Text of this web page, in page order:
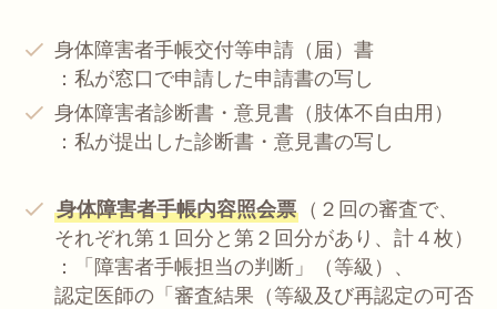
身体障害者手帳交付等申請（届）書
：私が窓口で申請した申請書の写し
身体障害者診断書・意見書（肢体不自由用）
：私が提出した診断書・意見書の写し
身体障害者手帳内容照会票 （２回の審査で、
それぞれ第１回分と第２回分があり、計４枚）
：「障害者手帳担当の判断」（等級）、
認定医師の「審査結果（等級及び再認定の可否